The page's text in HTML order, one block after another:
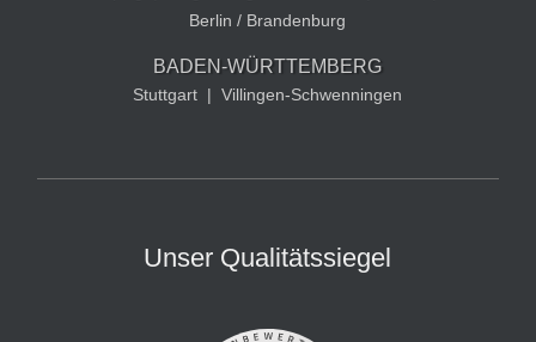
Berlin / Brandenburg
BADEN-WÜRTTEMBERG
Stuttgart | Villingen-Schwenningen
Unser Qualitätssiegel